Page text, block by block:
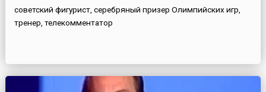
советский фигурист, серебряный призер Олимпийских игр,
тренер, телекомментатор